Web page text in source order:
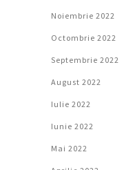
Noiembrie 2022
Octombrie 2022
Septembrie 2022
August 2022
Iulie 2022
Iunie 2022
Mai 2022